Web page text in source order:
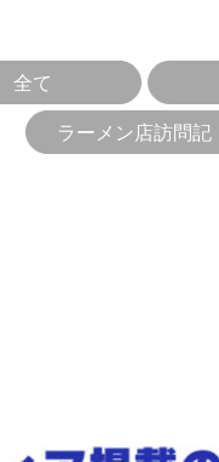
全て
ラーメン店訪問記